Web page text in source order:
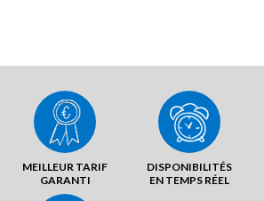
MEILLEUR TARIF
GARANTI
DISPONIBILITÉS
EN TEMPS RÉEL